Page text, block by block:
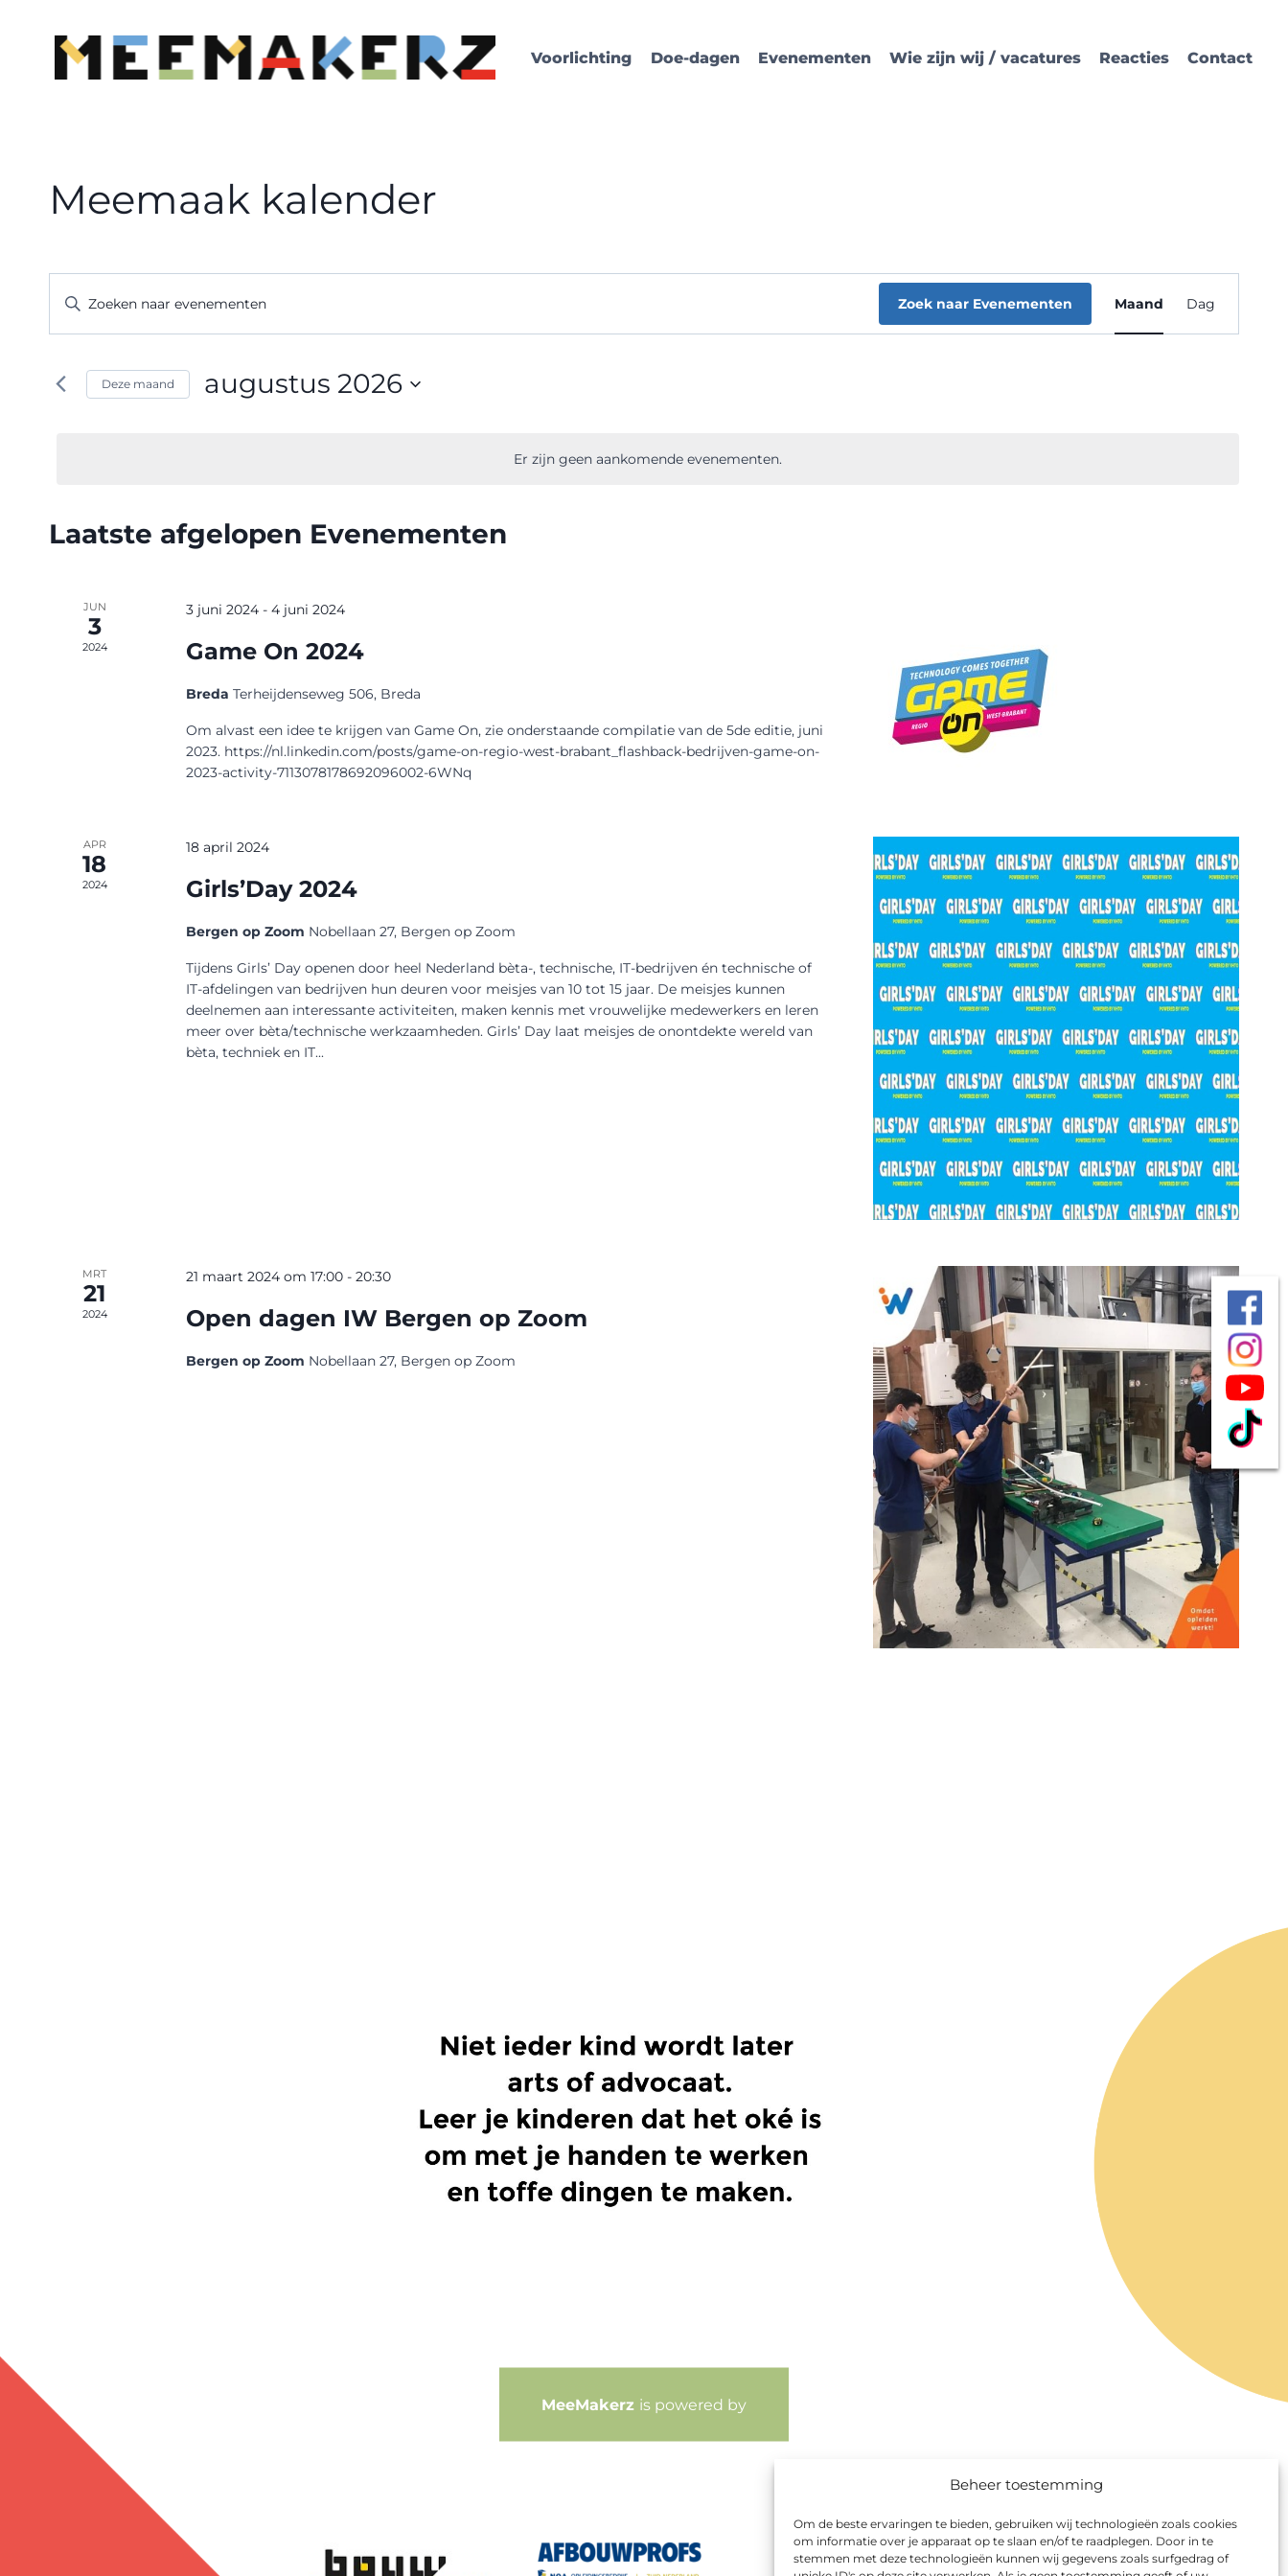
Beheer toestemming
Om de beste ervaringen te bieden, gebruiken wij technologieën zoals cookies
om informatie over je apparaat op te slaan en/of te raadplegen. Door in te
stemmen met deze technologieën kunnen wij gegevens zoals surfgedrag of
Voorlichting Doe-dagen Evenementen Wie zijn wij / vacatures Reacties Contact
Meemaak kalender
Er zijn geen aankomende evenementen.
Evenementen
Zoeken
en
Vul
Zoek
Zoek naar Evenementen Maand Dag
Deze maand augustus 2026
Kalender
Evenementen
Laatste afgelopen Evenementen
JUN
3
2024
3 juni 2024 -4 juni 2024
Game On 2024
BredaTerheijdenseweg 506, Breda
Om alvast een idee te krijgen van Game On, zie onderstaande compilatie van de 5de editie, juni
2023. https://nl.linkedin.com/posts/game-on-regio-west-brabant_flashback-bedrijven-game-on-
2023-activity-7113078178692096002-6WNq
APR
18
2024
18 april 2024
Girls’Day 2024
Bergen op Zoom Nobellaan 27, Bergen op Zoom
Tijdens Girls’ Day openen door heel Nederland bèta-, technische, IT-bedrijven én technische of
IT-afdelingen van bedrijven hun deuren voor meisjes van 10 tot 15 jaar. De meisjes kunnen
deelnemen aan interessante activiteiten, maken kennis met vrouwelijke medewerkers en leren
meer over bèta/technische werkzaamheden. Girls’ Day laat meisjes de onontdekte wereld van
bèta, techniek en IT...
MRT
21
2024
21 maart 2024 om 17:00 -20:30
Open dagen IW Bergen op Zoom
Bergen op Zoom Nobellaan 27, Bergen op Zoom
MeeMakerz is powered by